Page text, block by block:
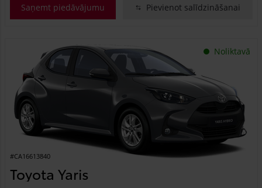
Saņemt piedāvājumu Pievienot salīdzināšanai
Noliktavā
#CA16613840
Toyota Yaris